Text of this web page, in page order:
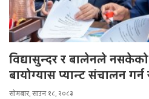
विद्यासुन्दर र बालेनले
बायोग्यास प्यान्ट संचालन
सोमबार, साउन १८, २०८३